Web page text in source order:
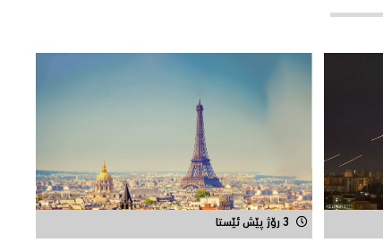
3 رۆژ پێش ئێستا